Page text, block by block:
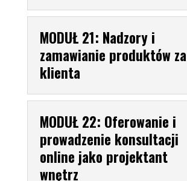
MODUŁ 21: Nadzory i
zamawianie produktów za
klienta
MODUŁ 22: Oferowanie i
prowadzenie konsultacji
online jako projektant
wnętrz